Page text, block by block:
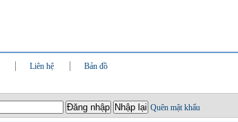
Liên hệ
Bản đồ
Quên mật khẩu